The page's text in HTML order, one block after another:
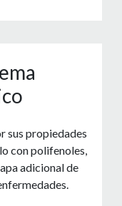
sus propiedades
con polifenoles,
adicional de